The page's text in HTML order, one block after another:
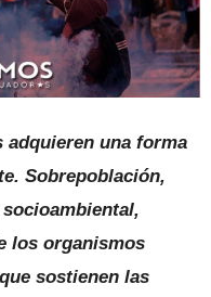
una forma
Sobrepoblación,
los organismos
sostienen las